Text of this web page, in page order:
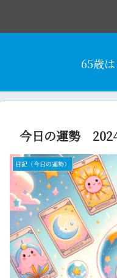
65歳
今日の運勢
日記（今日の運勢）